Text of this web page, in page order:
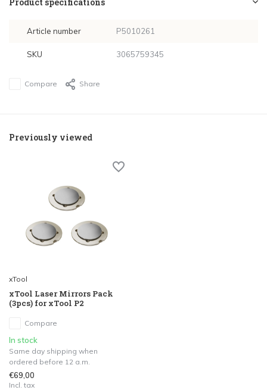
Article number P5010261
SKU 3065759345
Compare Share
Previously viewed
xTool
xTool Laser Mirrors Pack
(3pcs) for xTool P2
Compare
In stock
Same day shipping when
ordered before 12 a.m.
€69,00
Incl. tax